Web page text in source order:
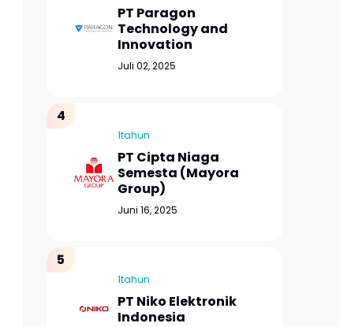
PT Paragon
Technology and
Innovation
Juli 02, 2025
1tahun
PT Cipta Niaga
Semesta (Mayora
Group)
Juni 16, 2025
1tahun
PT Niko Elektronik
Indonesia